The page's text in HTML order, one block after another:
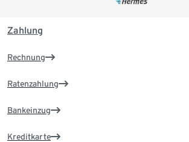
Zahlung
Rechnung
Ratenzahlung
Bankeinzug
Kreditkarte